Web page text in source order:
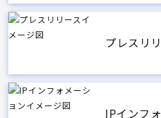
プレスリ
IPインフ